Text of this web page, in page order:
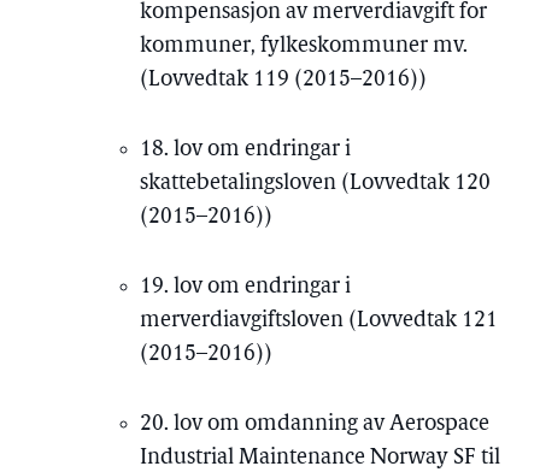
kompensasjon av merverdiavgift for
kommuner, fylkeskommuner mv.
(Lovvedtak 119 (2015–2016))
18. lov om endringar i
skattebetalingsloven (Lovvedtak 120
(2015–2016))
19. lov om endringar i
merverdiavgiftsloven (Lovvedtak 121
(2015–2016))
20. lov om omdanning av Aerospace
Industrial Maintenance Norway SF til